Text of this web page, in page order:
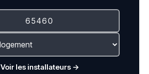
Voir les installateurs →